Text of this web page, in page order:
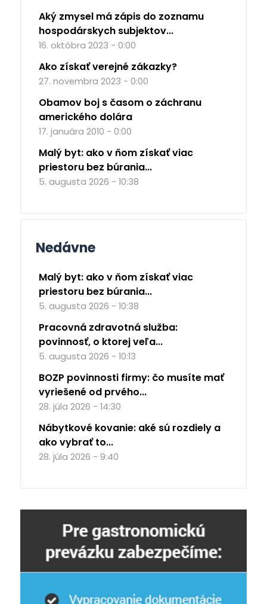
Aký zmysel má zápis do zoznamu
hospodárskych subjektov...
16. októbra 2023 - 0:00
Ako získať verejné zákazky?
27. novembra 2023 - 0:00
Obamov boj s časom o záchranu
amerického dolára
17. januára 2010 - 0:00
Malý byt: ako v ňom získať viac
priestoru bez búrania...
5. augusta 2026 - 10:38
Nedávne
Malý byt: ako v ňom získať viac
priestoru bez búrania...
5. augusta 2026 - 10:38
Pracovná zdravotná služba:
povinnosť, o ktorej veľa...
5. augusta 2026 - 10:13
BOZP povinnosti firmy: čo musíte mať
vyriešené od prvého...
28. júla 2026 - 14:30
Nábytkové kovanie: aké sú rozdiely a
ako vybrať to...
28. júla 2026 - 9:40